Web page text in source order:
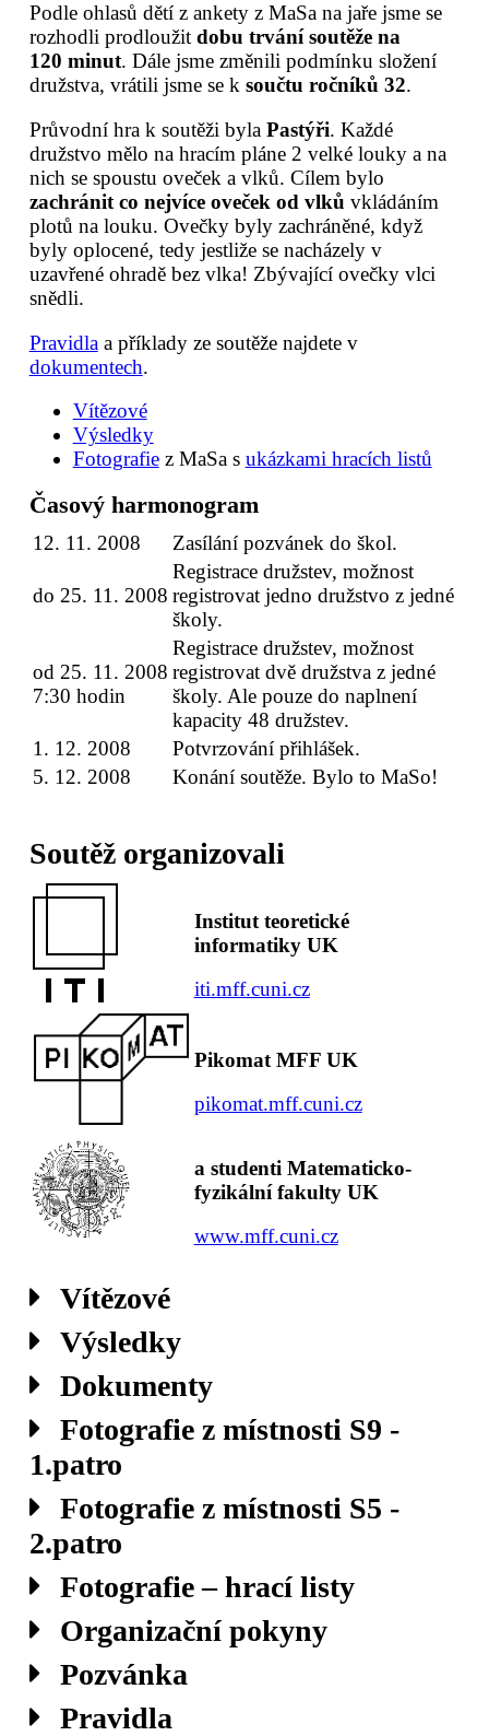
Podle ohlasů dětí z ankety z MaSa na jaře jsme se
rozhodli prodloužit dobu trvání soutěže na
120 minut. Dále jsme změnili podmínku složení
družstva, vrátili jsme se k součtu ročníků 32.
Průvodní hra k soutěži byla Pastýři. Každé
družstvo mělo na hracím pláne 2 velké louky a na
nich se spoustu oveček a vlků. Cílem bylo
zachránit co nejvíce oveček od vlků vkládáním
plotů na louku. Ovečky byly zachráněné, když
byly oplocené, tedy jestliže se nacházely v
uzavřené ohradě bez vlka! Zbývající ovečky vlci
snědli.
Pravidlaa příklady ze soutěže najdete v
dokumentech.
Vítězové
Výsledky
Fotografiez MaSa s ukázkami hracích listů
Časový harmonogram
12. 11. 2008 Zasílání pozvánek do škol.
do 25. 11. 2008
Registrace družstev, možnost
registrovat jedno družstvo z jedné
školy.
od 25. 11. 2008
7:30 hodin
Registrace družstev, možnost
registrovat dvě družstva z jedné
školy. Ale pouze do naplnení
kapacity 48 družstev.
1. 12. 2008
Potvrzování přihlášek.
5. 12. 2008
Konání soutěže. Bylo to MaSo!
Soutěž organizovali
Institut teoretické
informatiky UK
iti.mff.cuni.cz
Pikomat MFF UK
pikomat.mff.cuni.cz
a studenti Matematicko-
fyzikální fakulty UK
www.mff.cuni.cz
Vítězové
Výsledky
Dokumenty
Fotografie z místnosti S9 -
1.patro
Fotografie z místnosti S5 -
2.patro
Fotografie – hrací listy
Organizační pokyny
Pozvánka
Pravidla